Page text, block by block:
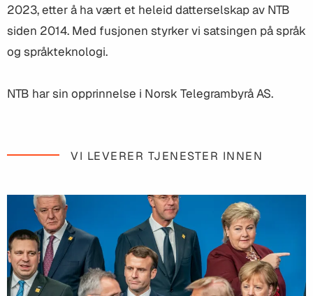
2023, etter å ha vært et heleid datterselskap av NTB
siden 2014. Med fusjonen styrker vi satsingen på språk
og språkteknologi.
NTB har sin opprinnelse i Norsk Telegrambyrå AS.
VI LEVERER TJENESTER INNEN